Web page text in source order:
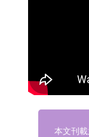
本文刊